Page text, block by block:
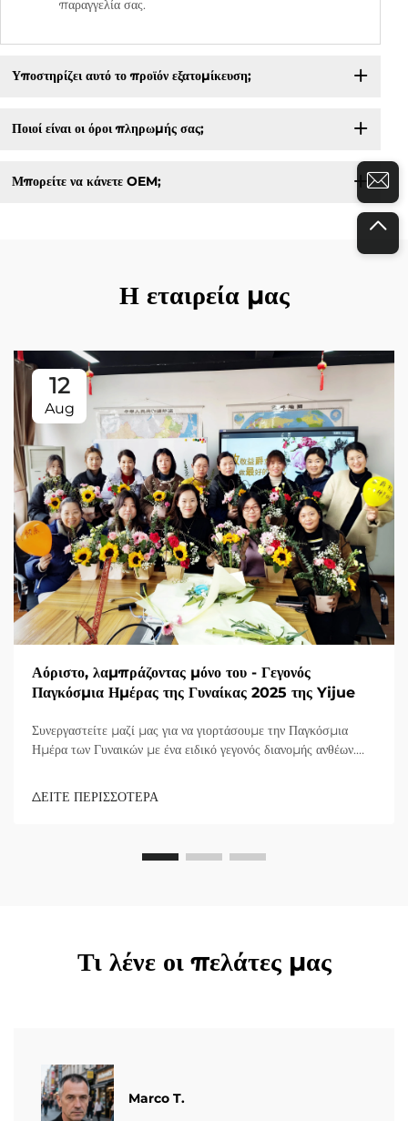
παραγγελία σας.
Υποστηρίζει αυτό το προϊόν εξατομίκευση;
Ποιοί είναι οι όροι πληρωμής σας;
Μπορείτε να κάνετε OEM;
Η εταιρεία μας
12
Aug
Αόριστο, λαμπράζοντας μόνο του - Γεγονός
Παγκόσμια Ημέρας της Γυναίκας 2025 της Yijue
Συνεργαστείτε μαζί μας για να γιορτάσουμε την Παγκόσμια
Ημέρα των Γυναικών με ένα ειδικό γεγονός διανομής ανθέων.
ΔΕΙΤΕ ΠΕΡΙΣΣΟΤΕΡΑ
Τι λένε οι πελάτες μας
Marco T.